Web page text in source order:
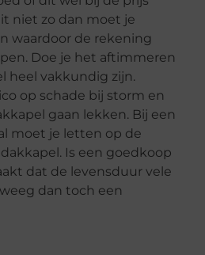
niet zo dan moet je
waardoor de rekening
Doe je het aftimmeren
heel vakkundig zijn.
op schade bij storm en
gaan lekken. Bij een
moet je letten op de
Is een goedkoop
dat de levensduur vele
dan toch een